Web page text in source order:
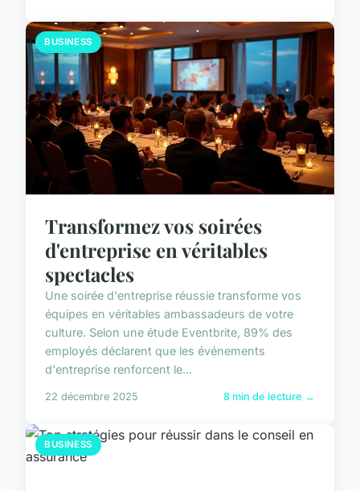
BUSINESS
Transformez vos soirées
d'entreprise en véritables
spectacles
Une soirée d'entreprise réussie transforme vos
équipes en véritables ambassadeurs de votre
culture. Selon une étude Eventbrite, 89% des
employés déclarent que les événements
d'entreprise renforcent le...
22 décembre 2025 8 min de lecture →
BUSINESS